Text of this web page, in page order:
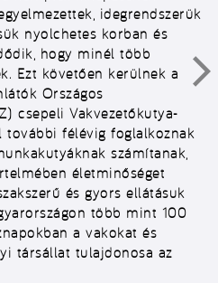
idegrendszerük
nyolchetes korban és
hogy minél több
Ezt követően kerülnek a
Országos
csepeli Vakvezetőkutya-
további félévig foglalkoznak
számítanak,
életminőséget
és gyors ellátásuk
több mint 100
a vakokat és
társállat tulajdonosa az